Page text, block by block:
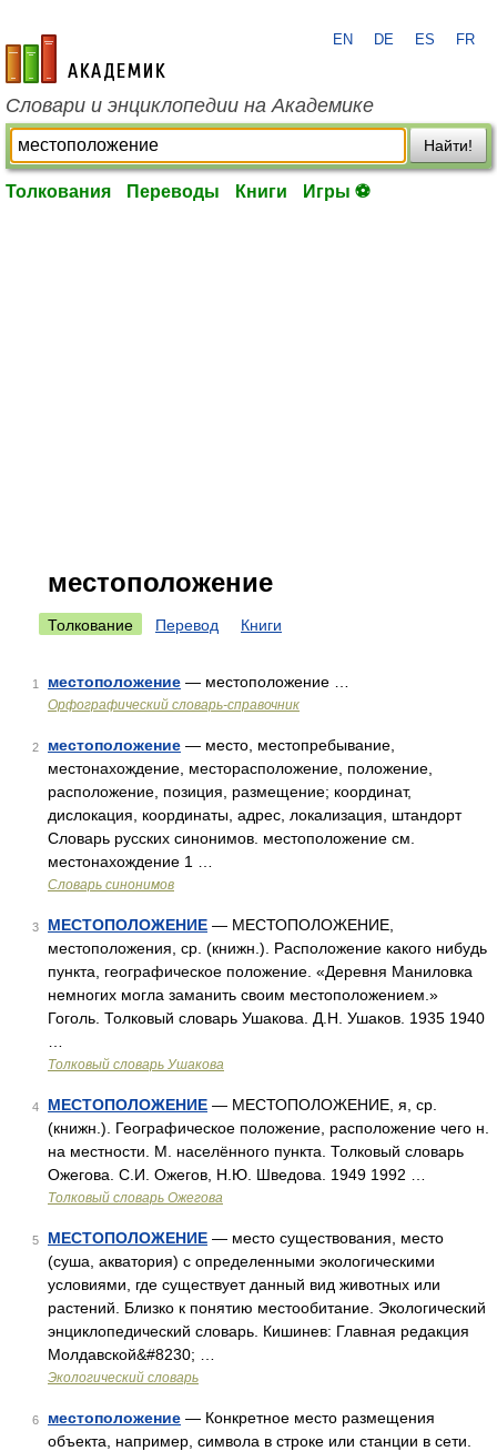
academic.ru
EN DE ES FR
Словари и энциклопедии на Академике
Найти!
Толкования Переводы Книги Игры ⚽
местоположение
Толкование Перевод Книги
1 местоположение — местоположение …
Орфографический словарь-справочник
2 местоположение — место, местопребывание,
местонахождение, месторасположение, положение,
расположение, позиция, размещение; координат,
дислокация, координаты, адрес, локализация, штандорт
Словарь русских синонимов. местоположение см.
местонахождение 1 …
Словарь синонимов
3 МЕСТОПОЛОЖЕНИЕ — МЕСТОПОЛОЖЕНИЕ,
местоположения, ср. (книжн.). Расположение какого нибудь
пункта, географическое положение. «Деревня Маниловка
немногих могла заманить своим местоположением.»
Гоголь. Толковый словарь Ушакова. Д.Н. Ушаков. 1935 1940
Толковый словарь Ушакова
4 МЕСТОПОЛОЖЕНИЕ — МЕСТОПОЛОЖЕНИЕ, я, ср.
(книжн.). Географическое положение, расположение чего н.
на местности. М. населённого пункта. Толковый словарь
Ожегова. С.И. Ожегов, Н.Ю. Шведова. 1949 1992 …
Толковый словарь Ожегова
5 МЕСТОПОЛОЖЕНИЕ — место существования, место
(суша, акватория) с определенными экологическими
условиями, где существует данный вид животных или
растений. Близко к понятию местообитание. Экологический
энциклопедический словарь. Кишинев: Главная редакция
Молдавской&#8230; …
Экологический словарь
6 местоположение — Конкретное место размещения
объекта, например, символа в строке или станции в сети.